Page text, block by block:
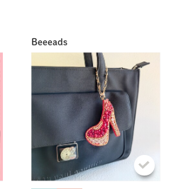
Beeeads